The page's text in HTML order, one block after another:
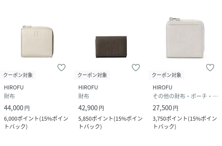
クーポン対象
HIROFU
財布
44,000円
6,000ポイント(15%ポイン
トバック)
クーポン対象
HIROFU
財布
42,900円
5,850ポイント(15%ポイン
トバック)
クーポン対象
HIROFU
その他の財布・ポーチ・ケース
27,500円
3,750ポイント(15%ポイン
トバック)